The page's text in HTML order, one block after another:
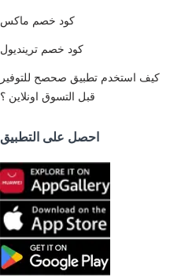
كود خصم ماكس
كود خصم ترينديول
كيف استخدم تطبيق صحصح للتوفير
قبل التسوق اونلاين ؟
احصل على التطبيق